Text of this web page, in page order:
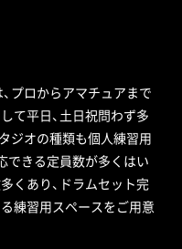
プロからアマチュアまで
て平日、土日祝問わず多
ジオの種類も個人練習用
できる定員数が多くはい
くあり、ドラムセット完
練習用スペースをご用意